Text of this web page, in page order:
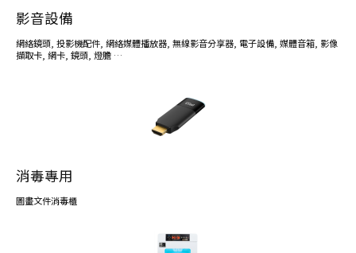
影音設備
網絡鏡頭, 投影機配件, 網絡媒體播放器, 無線影音分享器, 電子設備, 媒體音箱, 影像
擷取卡, 網卡, 鏡頭, 燈膽 …
消毒專用
圖畫文件消毒櫃